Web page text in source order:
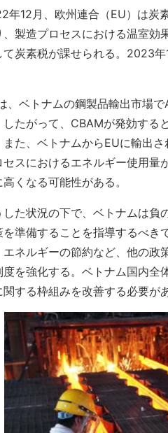
年12月、欧州連合（EU）は炭
、製造プロセスにおける温室効
て炭素税が課せられる。2023
、ベトナムの鋼製品輸出市場
したがって、CBAMが発効する
また、ベトナムからEUに輸出
セスにおけるエネルギー使用量
くなる可能性がある。
した状況の下で、ベトナムは負
を準備することを指導するべき
エネルギーの節約など、他の政
度を強化する。ベトナム国内全
関する枠組みを改善する必要が